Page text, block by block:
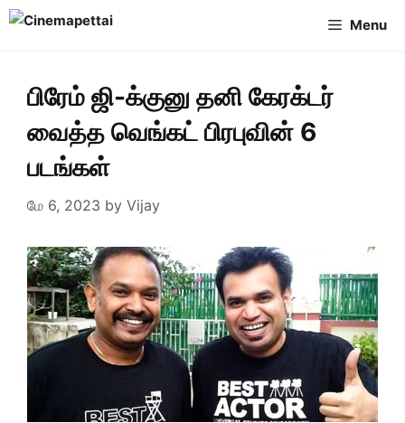
Skip
Menu
பிரேம் ஜி-க்குனு தனி கேரக்டர்
வைத்த வெங்கட் பிரபுவின் 6
படங்கள்
மே 6, 2023 by Vijay